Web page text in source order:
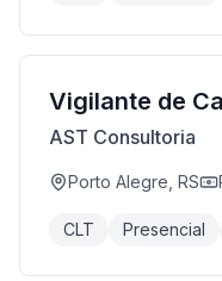
Vigilante de
AST Consultoria
Porto Alegre, RS
CLT Presencial